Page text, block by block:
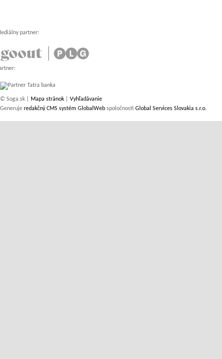
partner:
© Soga.sk | Mapa stránok
Vyhľadávanie
Generuje redakčný CMS systém GlobalWeb spoločnosti Global Services Slovakia s.r.o.